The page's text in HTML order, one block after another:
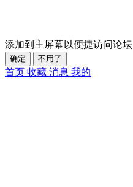
添加到主屏幕以便捷访问论坛
确定 不用了
首页 收藏 消息 我的